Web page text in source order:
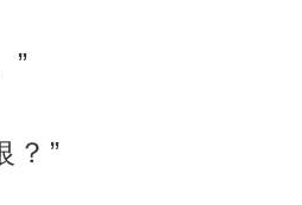
”
？”